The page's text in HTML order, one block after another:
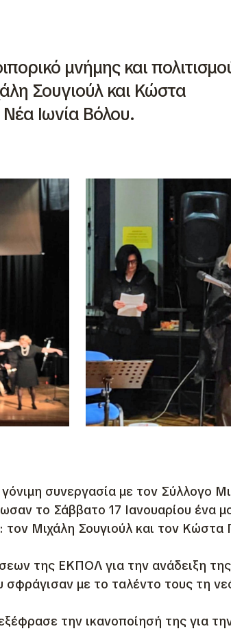
μνήμης και
Σουγιούλ και Κώστα
Νέα Ιωνία Βόλου.
συνεργασία με τον Σύλλογο
το Σάββατο 17 Ιανουαρίου ένα
Μιχάλη Σουγιούλ και τον Κώστα
της ΕΚΠΟΛ για την ανάδειξη της
με το ταλέντο τους τη
την ικανοποίησή της για